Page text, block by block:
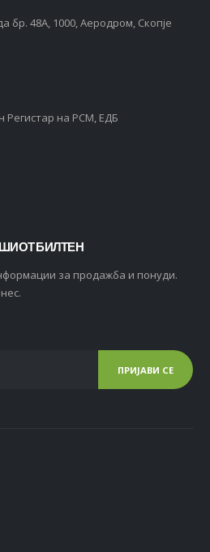
бр. 48А, 1000, Аеродром, Скопје
Регистар на РСМ, ЕДБ
БИЛТЕН
за продажба и понуди.